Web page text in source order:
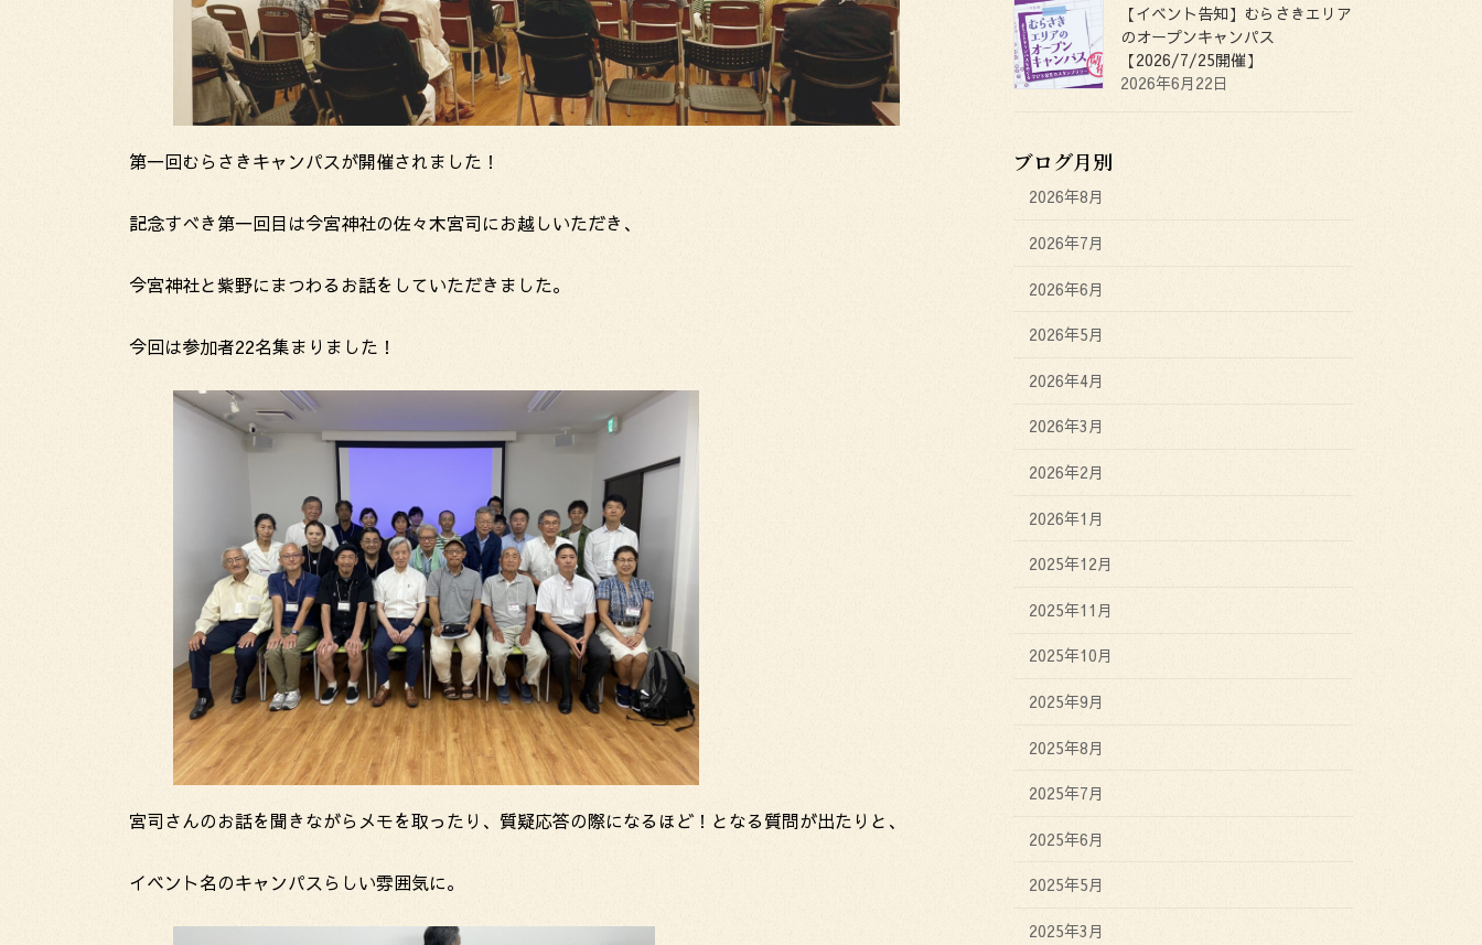
第一回むらさきキャンパスが開催されました！
記念すべき第一回目は今宮神社の佐々木宮司にお越しいただき、
今宮神社と紫野にまつわるお話をしていただきました。
今回は参加者22名集まりました！
宮司さんのお話を聞きながらメモを取ったり、質疑応答の際になるほど！となる質問が出たりと、
イベント名のキャンパスらしい雰囲気に。
【イベント告知】むらさきエリア
のオープンキャンパス
【2026/7/25開催】
2026年6月22日
ブログ月別
2026年8月
2026年7月
2026年6月
2026年5月
2026年4月
2026年3月
2026年2月
2026年1月
2025年12月
2025年11月
2025年10月
2025年9月
2025年8月
2025年7月
2025年6月
2025年5月
2025年3月